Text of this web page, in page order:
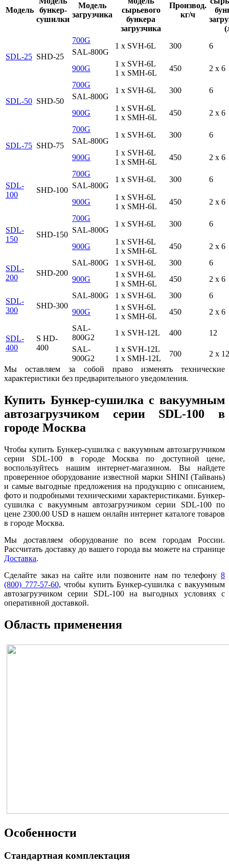
Модель
бункер-
сушилки
Модель
загрузчика
сырьевого
бункера
загрузчика
Производ.
кг/ч
SDL-25 SHD-25
700G
1 x SVH-6L 300 6
SAL-800G
900G
1 x SVH-6L
1 x SMH-6L
450 2 x 6
SDL-50 SHD-50
700G
1 x SVH-6L 300 6
SAL-800G
900G
1 x SVH-6L
1 x SMH-6L
450 2 x 6
SDL-75 SHD-75
700G
1 x SVH-6L 300 6
SAL-800G
900G
1 x SVH-6L
1 x SMH-6L
450 2 x 6
SDL-
100
SHD-100
700G
1 x SVH-6L 300 6
SAL-800G
900G
1 x SVH-6L
1 x SMH-6L
450 2 x 6
SDL-
150
SHD-150
700G
1 x SVH-6L 300 6
SAL-800G
900G
1 x SVH-6L
1 x SMH-6L
450 2 x 6
SDL-
200
SHD-200
SAL-800G 1 x SVH-6L 300
6
900G
1 x SVH-6L
1 x SMH-6L
450 2 x 6
SDL-
300
SHD-300
SAL-800G 1 x SVH-6L 300
6
900G
1 x SVH-6L
1 x SMH-6L
450 2 x 6
SDL-
400
S HD-
400
SAL-
800G2
1 x SVH-12L 400
12
SAL-
900G2
1 x SVH-12L
1 x SMH-12L
700
2 x 12
Мы оставляем за собой право изменять технические
характеристики без предварительного уведомления.
Купить Бункер-сушилка с вакуумным
автозагрузчиком серии SDL-100 в
городе Москва
Чтобы купить Бункер-сушилка с вакуумным автозагрузчиком
серии SDL-100 в городе Москва по доступной цене,
воспользуйтесь нашим интернет-магазином. Вы найдете
проверенное оборудование известной марки SHINI (Тайвань)
и самые выгодные предложения на продукцию с описанием,
фото и подробными техническими характеристиками. Бункер-
сушилка с вакуумным автозагрузчиком серии SDL-100 по
цене 2300.00 USD в нашем онлайн интернет каталоге товаров
в городе Москва.
Мы доставляем оборудование по всем городам России.
Рассчитать доставку до вашего города вы можете на странице
Доставка.
Сделайте заказ на сайте или позвоните нам по телефону 8
(800) 777-57-60, чтобы купить Бункер-сушилка с вакуумным
автозагрузчиком серии SDL-100 на выгодных условиях с
оперативной доставкой.
Область применения
Особенности
Стандартная комплектация